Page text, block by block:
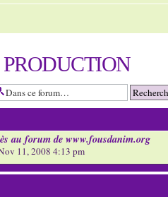
au forum de www.fousdanim.org
11, 2008 4:13 pm